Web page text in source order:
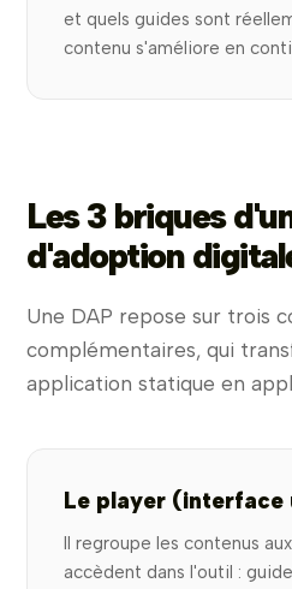
et quels guides sont
contenu s'améliore en
Les 3 briques
d'adoption
Une DAP repose sur trois
complémentaires, qui
application statique en
Le player
Il regroupe les contenus
accèdent dans l'outil :